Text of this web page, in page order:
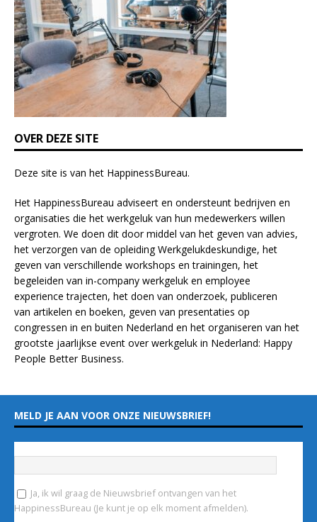
i
e
l
d
b
l
a
n
k
.
OVER DEZE SITE
Deze site is van het HappinessBureau.
Het HappinessBureau adviseert en ondersteunt bedrijven en
organisaties die het werkgeluk van hun medewerkers willen
vergroten. We doen dit door middel van het geven van advies,
het verzorgen van de opleidingWerkgelukdeskundige, het
geven van verschillende workshops en trainingen, het
begeleiden van in-company werkgeluk en employee
experiencetrajecten, het doen van onderzoek, publiceren
van artikelen en boeken, geven van presentaties op
congressen in en buiten Nederland en het organiseren van het
grootste jaarlijkse event over werkgeluk in Nederland: Happy
People Better Business.
MELD JE AAN VOOR ONZE NIEUWSBRIEF!
Ja, ik wil graag de Nieuwsbrief ontvangen van het
HappinessBureau (Je kunt je op elk moment afmelden).